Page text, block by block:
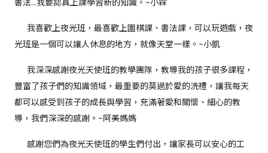
我喜歡上夜光班，最喜歡上圍棋課、書法課，可以玩遊戲，夜
光班是一個可以讓人休息的地方，就像天堂一樣。~小凱
我深深感謝夜光天使班的教學團隊，教導我的孩子很多課程，
豐富了孩子們的知識領域，最重要的莫過於愛的洗禮，讓我每天
都可以感受到孩子的成長與學習，充滿著愛和關懷、細心的教
導，我們深深的感謝。~阿美媽媽
感謝您們為夜光天使班的學生們付出，讓家長可以安心的工